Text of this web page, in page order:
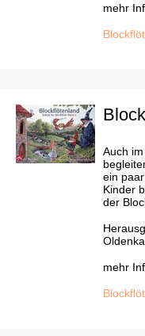
mehr
Auch
ein
Kinder
der
mehr